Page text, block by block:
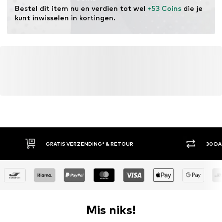
Bestel dit item nu en verdien tot wel +53 Coins die je
kunt inwisselen in kortingen.
GRATIS VERZENDING* & RETOUR 30
Mis niks!